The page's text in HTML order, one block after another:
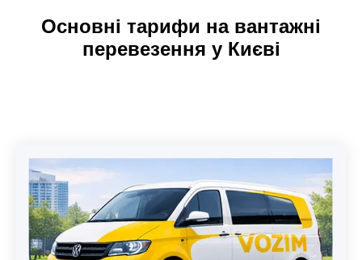
Основні тарифи на вантажні
перевезення у Києві